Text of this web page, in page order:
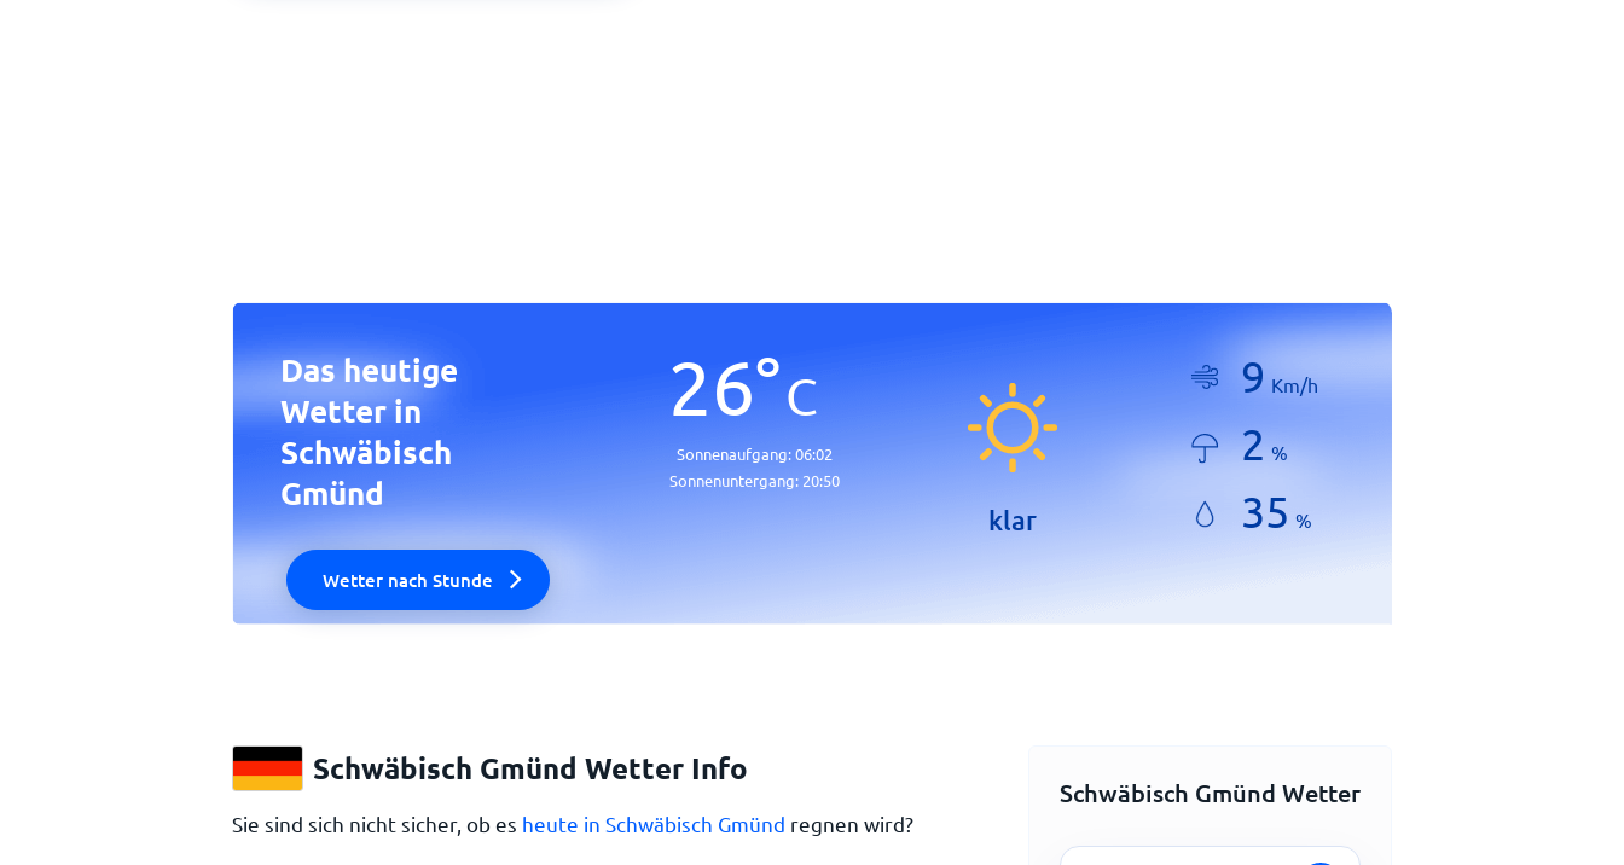
Das heutige
Wetter in
Schwäbisch
Gmünd
Wetter nach Stunde
26°C
Sonnenaufgang:06:02
Sonnenuntergang: 20:50
klar
9 Km/h
2 %
35 %
Schwäbisch Gmünd Wetter Info
Sie sind sich nicht sicher, ob es heute in Schwäbisch Gmünd regnen wird?
Schwäbisch Gmünd Wetter